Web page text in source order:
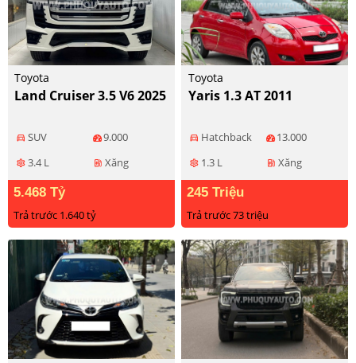
Toyota
Land Cruiser 3.5 V6 2025
directions_car SUV 9.000
settings 3.4 L ev_station Xăng
5.468 Tỷ
Trả trước 1.640 tỷ
Toyota
Yaris 1.3 AT 2011
directions_car Hatchback 13.000
settings 1.3 L ev_station Xăng
245 Triệu
Trả trước 73 triệu